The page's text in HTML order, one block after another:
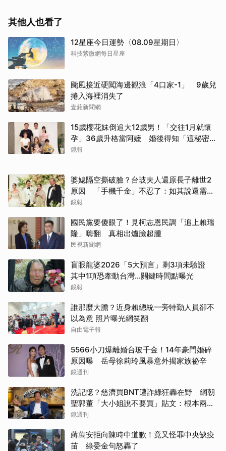
其他人也看了
12星座今日運勢〈08.09星期日〉
科技紫微網每日星座
颱風接近硬闖海邊觀浪「4口家-1」 9歲兒
捲入海裡消失了
壹蘋新聞網
15歲櫻花妹倒追大12歲男！「交往1月就懷
孕」36歲升格當阿嬤 婚後得知「這秘密」
傻眼了
鏡報
婆媳隔空撕破臉？台玻夫人還原長子離世2
原因 「手機千金」不忍了：如其說還需要
離開嗎？
鏡報
國民黨要傻眼了！見柯志恩民調「追上賴瑞
隆」嗨翻 真相出爐臉超腫
民視新聞網
盲眼龍婆2026「5大預言」剩3項未驗證
其中1項恐牽動台灣...關鍵時間點曝光
鏡報
誰那麼大膽？近身賴總統一旁特勤人員卻不
以為意 照片曝光網笑翻
自由電子報
5566小刀爆離婚台玻千金！14年豪門婚碎
原因曝 岳母徐莉玲風暴意外揭家族祕辛
鏡週刊
洗記憶？慈濟買BNT遭詐綠狂轟在野 網朝
聖郭董「大小姐說不要買」貼文：根本兩碼
事
鏡週刊
蔣萬安拒向陳時中道歉！竟又怪罪中央缺疫
苗 綠委金句怒轟了